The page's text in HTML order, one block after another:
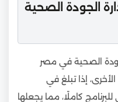
الجودة الصحية
الصحية في مصر
إذا تبلغ في
دولار أمريكي للبرنامج كاملًا، مما يجعلها